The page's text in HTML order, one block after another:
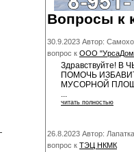
Вопросы к
30.9.2023 Автор:
вопрос к ООО
Здравствуйте!
ПОМОЧЬ
МУСОРНОЙ
...
читать полностью
26.8.2023 Автор:
вопрос к ТЭЦ НКМК